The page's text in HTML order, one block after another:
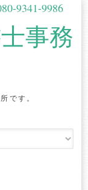
9341-9986
事務
です。